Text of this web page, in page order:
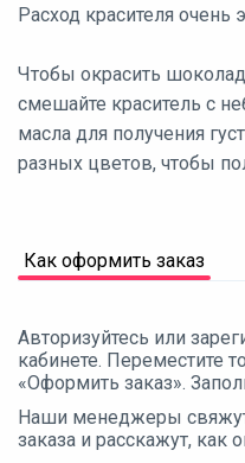
Расход красителя очень
Чтобы окрасить
смешайте краситель с
масла для получения
разных цветов, чтобы
Как оформить заказ
Авторизуйтесь или
кабинете. Переместите
«Оформить заказ».
Наши менеджеры
заказа и расскажут, как